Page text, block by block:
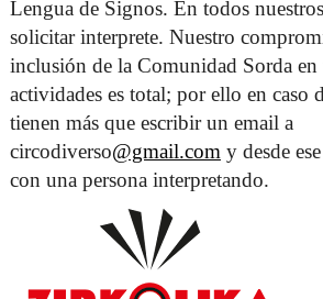
Lengua de Signos. En todos
solicitar interprete. Nuestro
inclusión de la Comunidad Sorda en
actividades es total; por ello en caso
tienen más que escribir un email a
circodiverso@gmail.com y desde
con una persona interpretando.